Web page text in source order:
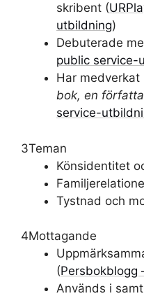
skribent (
utbildning)
Debuterade
public service-
Har medverkat
bok, en
service-
3Teman
Könsidentitet
Tystnad och
4Mottagande
(Persbokblogg
Används i